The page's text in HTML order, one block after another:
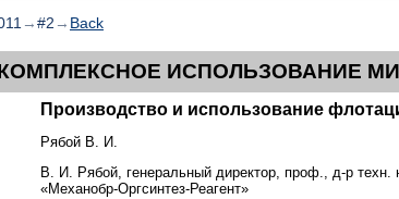
→#2 → Back
ИСПОЛЬЗОВАНИЕ
Производство и использование
Рябой В. И.
В. И. Рябой, генеральный директор, проф., д-р
«Механобр-Оргсинтез-Реагент»